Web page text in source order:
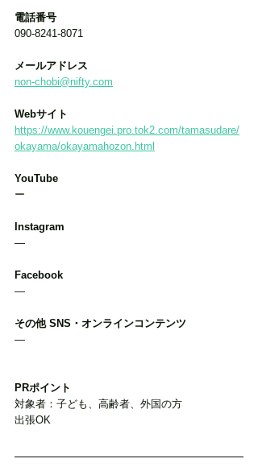
電話番号
090-8241-8071
メールアドレス
non-chobi@nifty.com
Webサイト
https://www.kouengei.pro.tok2.com/tamasudare/
okayama/okayamahozon.html
YouTube
ー
Instagram
―
Facebook
―
その他 SNS・オンラインコンテンツ
―
PRポイント
対象者：子ども、高齢者、外国の方
出張OK